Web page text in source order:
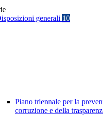
generali 10
Piano triennale per la
corruzione e della